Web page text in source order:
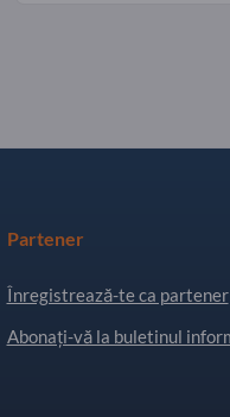
Partener
Înregistrează-te ca partener
Abonați-vă la buletinul